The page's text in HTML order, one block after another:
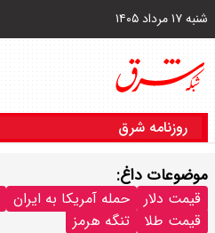
شنبه ۱۷ مرداد ۱۴۰۵
روزنامه شرق
موضوعات داغ:
قیمت دلار حمله آمریکا به ایران
قیمت طلا
تنگه هرمز